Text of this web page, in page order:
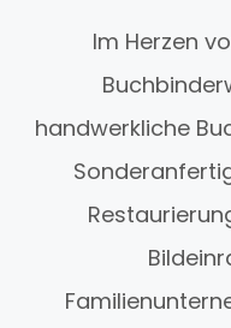
Im Herzen
handwerkliche